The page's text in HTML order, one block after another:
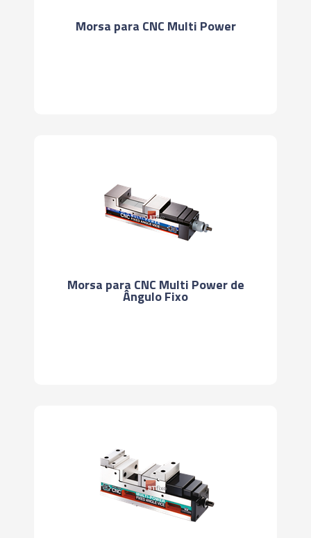
Morsa para CNC Multi Power
Morsa para CNC Multi Power de
Ângulo Fixo